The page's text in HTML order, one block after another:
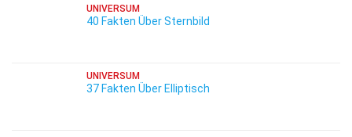
UNIVERSUM
40 Fakten Über Sternbild
UNIVERSUM
37 Fakten Über Elliptisch